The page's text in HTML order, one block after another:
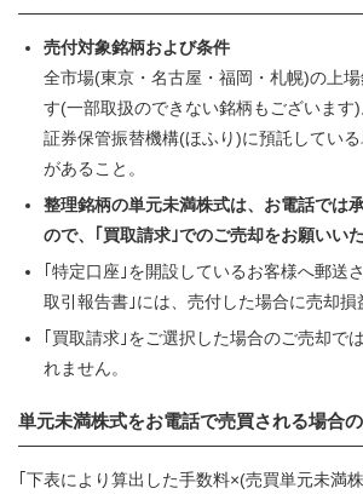
売付対象銘柄および条件
全市場(東京・名古屋・福岡・札幌)の上
す(一部取扱のできない銘柄もございます)
証券保管振替機構(ほふり)に預託してい
があること。
整理銘柄の単元未満株式は、お電話では
ので、｢買取請求｣でのご売却をお願いいた
｢特定口座｣を開設しているお客様へ郵送
取引報告書｣には、売付した場合に売却損
｢買取請求｣をご選択した場合のご売却で
れません。
単元未満株式をお電話で売買される場合
｢下表により算出した手数料×(売買単元未満